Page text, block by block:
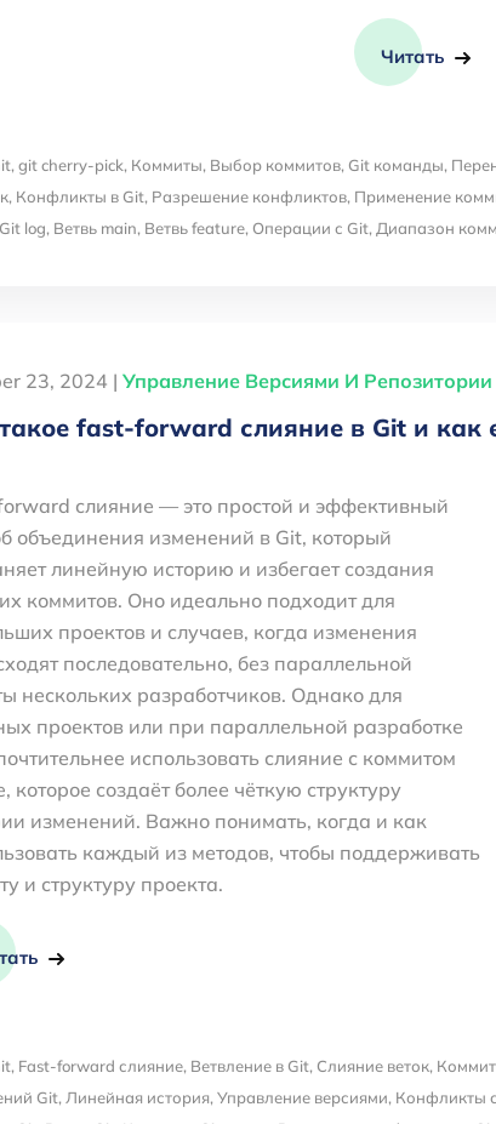
Читать
, git cherry-pick, Коммиты, Выбор коммитов, Git команды,
, Конфликты в Git, Разрешение конфликтов, Применение
Git log, Ветвь main, Ветвь feature, Операции с Git, Диапазон
23, 2024 | Управление Версиями И Репозитории
fast-forward слияние в Git и как
слияние — это простой и эффективный
объединения изменений в Git, который
линейную историю и избегает создания
коммитов. Оно идеально подходит для
проектов и случаев, когда изменения
последовательно, без параллельной
нескольких разработчиков. Однако для
проектов или при параллельной разработке
использовать слияние с коммитом
которое создаёт более чёткую структуру
изменений. Важно понимать, когда и как
каждый из методов, чтобы поддерживать
и структуру проекта.
, Fast-forward слияние, Ветвление в Git, Слияние веток,
Git, Линейная история, Управление версиями, Конфликты